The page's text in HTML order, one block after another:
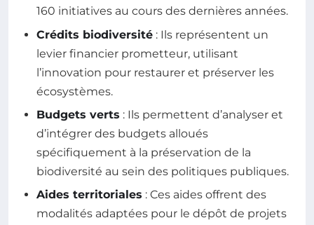
160 initiatives au cours des dernières années.
Crédits biodiversité : Ils représentent un
levier financier prometteur, utilisant
l’innovation pour restaurer et préserver les
écosystèmes.
Budgets verts : Ils permettent d’analyser et
d’intégrer des budgets alloués
spécifiquement à la préservation de la
biodiversité au sein des politiques publiques.
Aides territoriales : Ces aides offrent des
modalités adaptées pour le dépôt de projets